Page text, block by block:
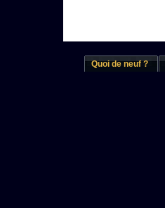
Quoi de neuf ?